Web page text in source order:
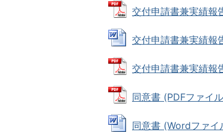
交付申請書兼実績報
交付申請書兼実績報
交付申請書兼実績報
同意書 (PDFファイ
同意書 (Wordファイ